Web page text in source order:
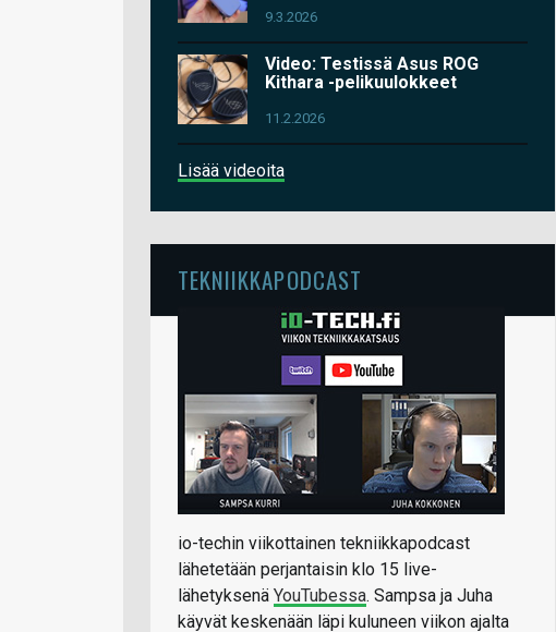
9.3.2026
Video: Testissä Asus ROG
Kithara -pelikuulokkeet
11.2.2026
Lisää videoita
TEKNIIKKAPODCAST
io-techin viikottainen tekniikkapodcast
lähetetään perjantaisin klo 15 live-
lähetyksenä YouTubessa. Sampsa ja Juha
käyvät keskenään läpi kuluneen viikon ajalta